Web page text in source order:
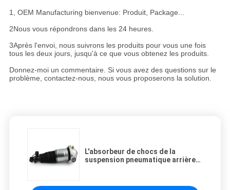
1, OEM Manufacturing bienvenue: Produit, Package...
2Nous vous répondrons dans les 24 heures.
3Après l'envoi, nous suivrons les produits pour vous une fois
tous les deux jours, jusqu'à ce que vous obtenez les produits.
Donnez-moi un commentaire. Si vous avez des questions sur le
problème, contactez-nous, nous vous proposerons la solution.
L'absorbeur de chocs de la
suspension pneumatique arrière